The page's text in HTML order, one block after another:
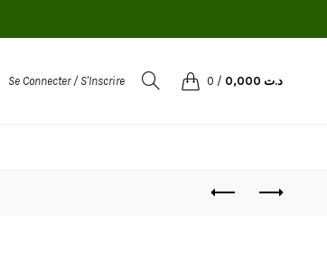
Se Connecter / S'Inscrire 0 / د.ت